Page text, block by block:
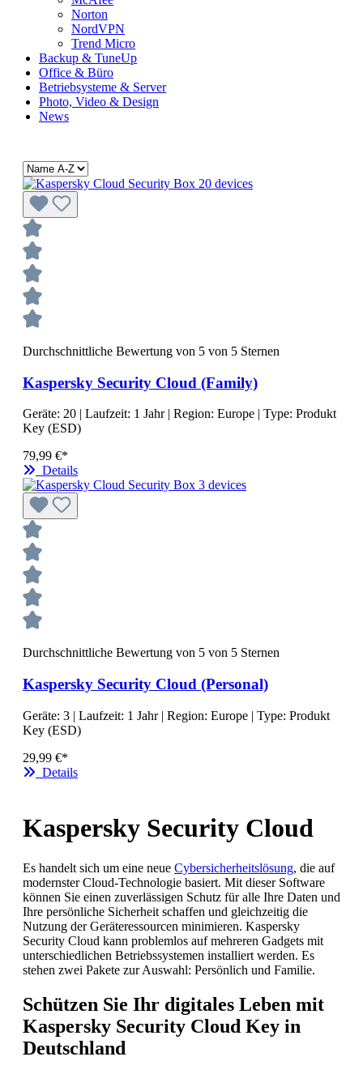
Norton
NordVPN
Trend Micro
Backup & TuneUp
Office & Büro
Betriebsysteme & Server
Photo, Video & Design
News
Durchschnittliche Bewertung von 5 von 5 Sternen
Kaspersky Security Cloud (Family)
Geräte: 20 | Laufzeit: 1 Jahr | Region: Europe | Type: Produkt
Key (ESD)
79,99 €*
Details
Durchschnittliche Bewertung von 5 von 5 Sternen
Kaspersky Security Cloud (Personal)
Geräte: 3 | Laufzeit: 1 Jahr | Region: Europe | Type: Produkt
Key (ESD)
29,99 €*
Details
Kaspersky Security Cloud
Es handelt sich um eine neue Cybersicherheitslösung, die auf
modernster Cloud-Technologie basiert. Mit dieser Software
können Sie einen zuverlässigen Schutz für alle Ihre Daten und
Ihre persönliche Sicherheit schaffen und gleichzeitig die
Nutzung der Geräteressourcen minimieren. Kaspersky
Security Cloud kann problemlos auf mehreren Gadgets mit
unterschiedlichen Betriebssystemen installiert werden. Es
stehen zwei Pakete zur Auswahl: Persönlich und Familie.
Schützen Sie Ihr digitales Leben mit
Kaspersky Security Cloud Key in
Deutschland